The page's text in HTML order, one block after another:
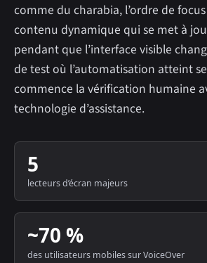
comme du charabia, l’ordre de
contenu dynamique qui se met à
pendant que l’interface visible
de test où l’automatisation atteint
commence la vérification humaine
technologie d’assistance.
5
lecteurs d’écran majeurs
~70 %
des utilisateurs mobiles sur VoiceOver